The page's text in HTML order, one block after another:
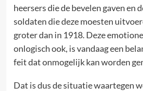
heersers die de bevelen gaven en
soldaten die deze moesten
groter dan in 1918. Deze
onlogisch ook, is vandaag een
feit dat onmogelijk kan worden
Dat is dus de situatie waartegen